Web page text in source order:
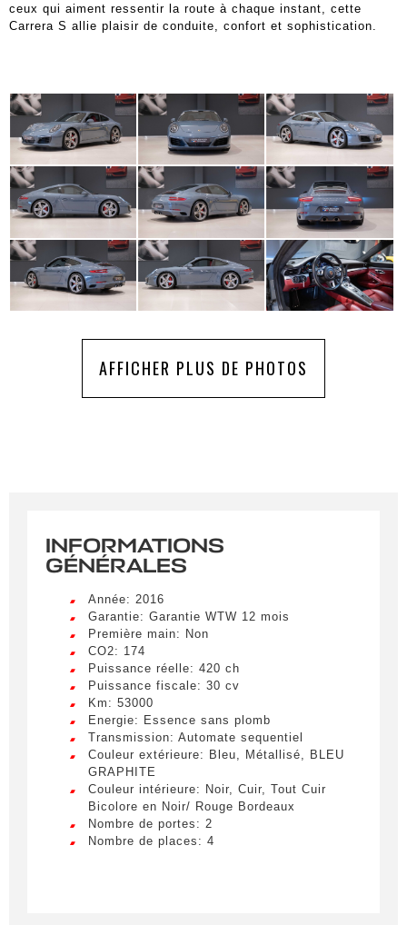
ceux qui aiment ressentir la route à chaque instant, cette
Carrera S allie plaisir de conduite, confort et sophistication.
AFFICHER PLUS DE PHOTOS
INFORMATIONS
GÉNÉRALES
Année: 2016
Garantie: Garantie WTW 12 mois
Première main: Non
CO2: 174
Puissance réelle: 420 ch
Puissance fiscale: 30 cv
Km: 53000
Energie: Essence sans plomb
Transmission: Automate sequentiel
Couleur extérieure: Bleu, Métallisé, BLEU
GRAPHITE
Couleur intérieure: Noir, Cuir, Tout Cuir
Bicolore en Noir/ Rouge Bordeaux
Nombre de portes: 2
Nombre de places: 4